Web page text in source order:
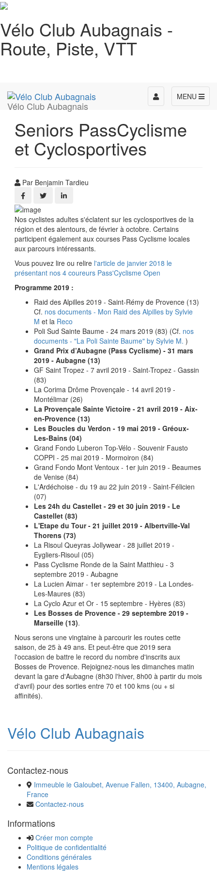
Vélo Club Aubagnais -
Route, Piste, VTT
Vélo Club Aubagnais
MENU
Toggle
navigation
Seniors PassCyclisme
et Cyclosportives
Par Benjamin Tardieu
Nos cyclistes adultes s'éclatent sur les cyclosportives de la
région et des alentours, de février à octobre. Certains
participent également aux courses Pass Cyclisme locales
aux parcours intéressants.
Vous pouvez lire ou relire l'article de janvier 2018 le
présentant nos 4 coureurs Pass'Cyclisme Open
Programme 2019 :
Raid des Alpilles 2019 - Saint-Rémy de Provence (13)
Cf. nos documents - Mon Raid des Alpilles by Sylvie
M et la Reco
Poli Sud Sainte Baume - 24 mars 2019 (83) (Cf. nos
documents - "La Poli Sainte Baume" by Sylvie M. )
Grand Prix d’Aubagne (Pass Cyclisme) - 31 mars
2019 - Aubagne (13)
GF Saint Tropez - 7 avril 2019 - Saint-Tropez - Gassin
(83)
La Corima Drôme Provençale - 14 avril 2019 -
Montélimar (26)
La Provençale Sainte Victoire - 21 avril 2019 - Aix-
en-Provence (13)
Les Boucles du Verdon - 19 mai 2019 - Gréoux-
Les-Bains (04)
Grand Fondo Luberon Top-Vélo - Souvenir Fausto
COPPI - 25 mai 2019 - Mormoiron (84)
Grand Fondo Mont Ventoux - 1er juin 2019 - Beaumes
de Venise (84)
L'Ardéchoise - du 19 au 22 juin 2019 - Saint-Félicien
(07)
Les 24h du Castellet - 29 et 30 juin 2019 - Le
Castellet (83)
L'Etape du Tour - 21 juillet 2019 - Albertville-Val
Thorens (73)
La Risoul Queyras Jollywear - 28 juillet 2019 -
Eygliers-Risoul (05)
Pass Cyclisme Ronde de la Saint Matthieu - 3
septembre 2019 - Aubagne
La Lucien Aimar - 1er septembre 2019 - La Londes-
Les-Maures (83)
La Cyclo Azur et Or - 15 septembre - Hyères (83)
Les Bosses de Provence - 29 septembre 2019 -
Marseille (13).
Nous serons une vingtaine à parcourir les routes cette
saison, de 25 à 49 ans. Et peut-être que 2019 sera
l'occasion de battre le record du nombre d'inscrits aux
Bosses de Provence. Rejoignez-nous les dimanches matin
devant la gare d'Aubagne (8h30 l'hiver, 8h00 à partir du mois
d'avril) pour des sorties entre 70 et 100 kms (ou + si
affinités).
Vélo Club Aubagnais
Contactez-nous
Immeuble le Galoubet, Avenue Fallen, 13400, Aubagne,
France
Contactez-nous
Informations
Créer mon compte
Politique de confidentialité
Conditions générales
Mentions légales